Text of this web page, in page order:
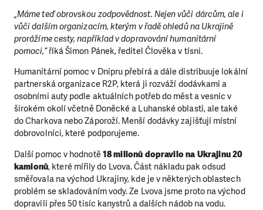
„Máme teď obrovskou zodpovědnost. Nejen vůči dárcům, ale i
vůči dalším organizacím, kterým v řadě ohledů na Ukrajině
prorážíme cesty, například v dopravování humanitární
pomoci,“říká Šimon Pánek, ředitel Člověka v tísni.
Humanitární pomoc v Dnipru přebírá a dále distribuuje lokální
partnerská organizace R2P, která ji rozváží dodávkami a
osobními auty podle aktuálních potřeb do měst a vesnic v
širokém okolí včetně Doněcké a Luhanské oblasti, ale také
do Charkova nebo Záporoží. Menší dodávky zajišťují místní
dobrovolníci, které podporujeme.
Další pomoc v hodnotě 18 milionů dopravilo na Ukrajinu 20
kamionů, které mířily do Lvova. Část nákladu pak odsud
směřovala na východ Ukrajiny, kde je v některých oblastech
problém se skladováním vody. Ze Lvova jsme proto na východ
dopravili přes 50 tisíc kanystrů a dalších nádob na vodu.